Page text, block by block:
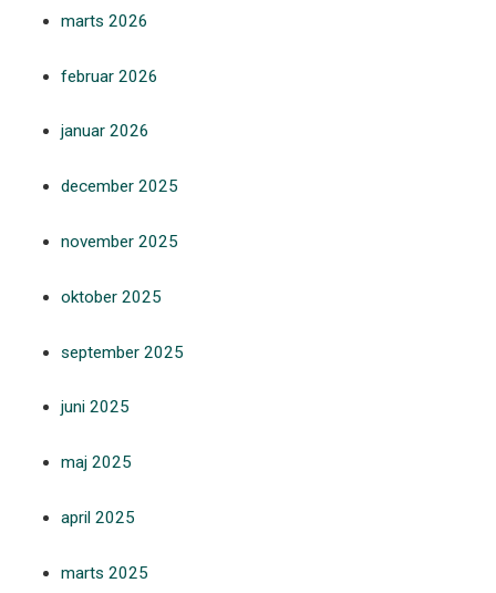
marts 2026
februar 2026
januar 2026
december 2025
november 2025
oktober 2025
september 2025
juni 2025
maj 2025
april 2025
marts 2025